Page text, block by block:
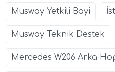
Musway Yetkili Bayi
Musway Teknik Destek
Mercedes W206 Arka